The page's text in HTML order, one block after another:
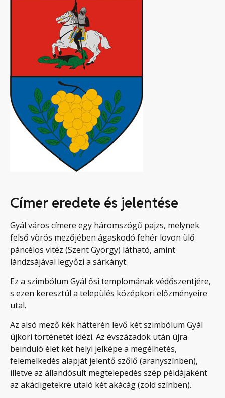
Címer eredete és jelentése
Gyál város címere egy háromszögű pajzs, melynek
felső vörös mezőjében ágaskodó fehér lovon ülő
páncélos vitéz (Szent György) látható, amint
lándzsájával legyőzi a sárkányt.
Ez a szimbólum Gyál ősi templomának védőszentjére,
s ezen keresztül a település középkori előzményeire
utal.
Az alsó mező kék hátterén levő két szimbólum Gyál
újkori történetét idézi. Az évszázadok után újra
beinduló élet két helyi jelképe a megélhetés,
felemelkedés alapját jelentő szőlő (aranyszínben),
illetve az állandósult megtelepedés szép példájaként
az akácligetekre utaló két akácág (zöld színben).